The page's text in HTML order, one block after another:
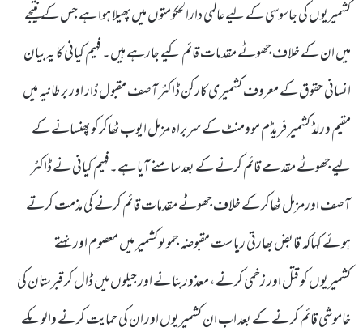
کشمیریوں کی جاسوسی کے لیے عالمی دارالحکومتوں میں پھیلا ہوا ہے جس کے نتیجے
میں ان کے خلاف جھوٹے مقدمات قائم کیے جارہے ہیں۔ فہیم کیانی کا یہ بیان
انسانی حقوق کے معروف کشمیری کارکن ڈاکٹر آصف مقبول ڈار اور برطانیہ میں
مقیم ورلڈ کشمیر فریڈم موومنٹ کے سربراہ مزمل ایوب ٹھاکرکو پھنسانے کے
لیے جھوٹے مقدمے قائم کرنے کے بعدسامنے آیا ہے۔فہیم کیانی نے ڈاکٹر
آصف اورمزمل ٹھاکر کے خلاف جھوٹے مقدمات قائم کرنے کی مذمت کرتے
ہوئے کہاکہ قابض بھارتی ریاست مقبوضہ جموںوکشمیر میں معصوم اورنہتے
کشمیریوں کو قتل اور زخمی کرنے، معذوربنانے اور جیلوں میں ڈال کر قبرستان کی
خاموشی قائم کرنے کے بعد اب ان کشمیریوں اور ان کی حمایت کرنے والوںکے